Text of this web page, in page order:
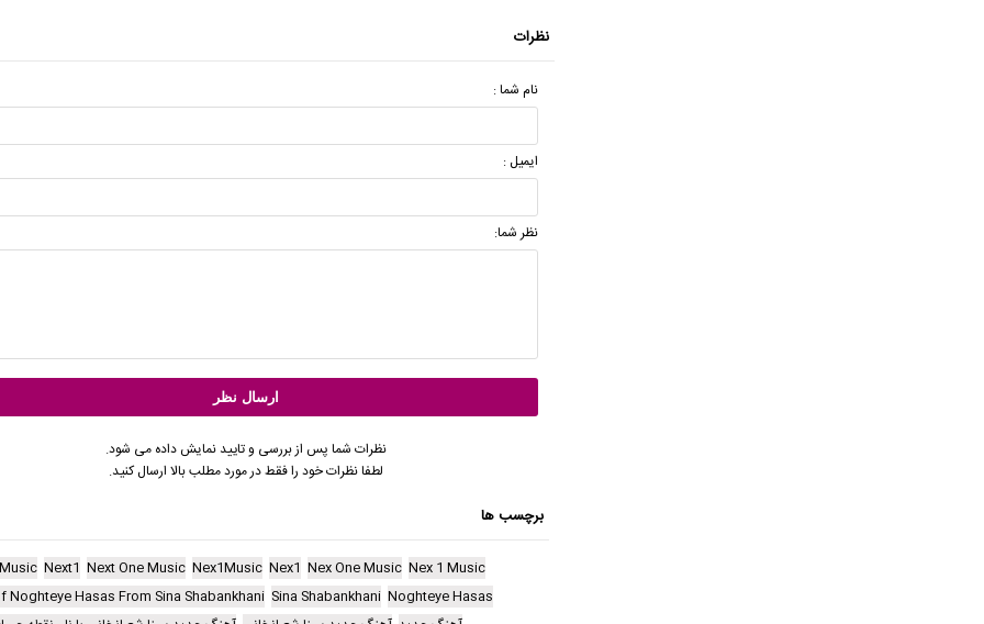
نظرات
نام شما :
ایمیل :
نظر شما:
نظرات شما پس از بررسی و تایید نمایش داده می شود.
لطفا نظرات خود را فقط در مورد مطلب بالا ارسال کنید.
برچسب ها
Nex 1 Music
Nex One Music
Nex1
Nex1Music
Next One Music
Next1
Noghteye Hasas
Sina Shabankhani
Noghteye Hasas From Sina Shabankhani